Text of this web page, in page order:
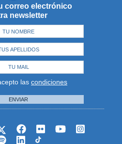
correo electrónico
newsletter
las condiciones
ENVIAR